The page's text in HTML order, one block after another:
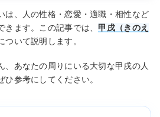
は、人の性格・恋愛・適職・相性など
ます。この記事では、 甲戌（きのえ
ついて説明します。
、あなたの周りにいる大切な甲戌の人
参考にしてください。